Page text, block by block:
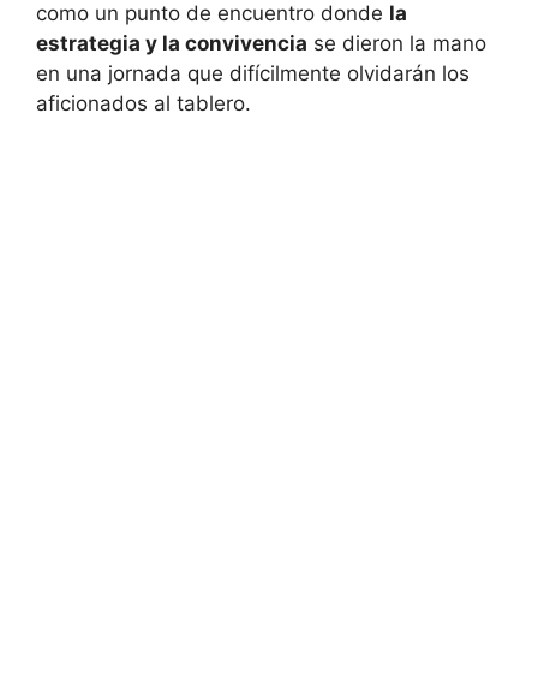
como un punto de encuentro donde la
estrategia y la convivencia se dieron la mano
en una jornada que difícilmente olvidarán los
aficionados al tablero.